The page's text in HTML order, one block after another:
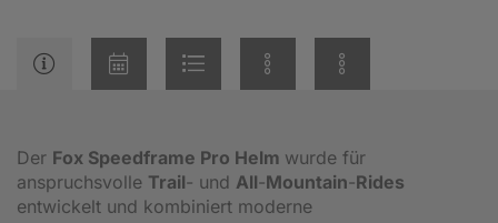
Der Fox Speedframe Pro Helm wurde für
anspruchsvolle Trail- und All-Mountain-Rides
entwickelt und kombiniert moderne